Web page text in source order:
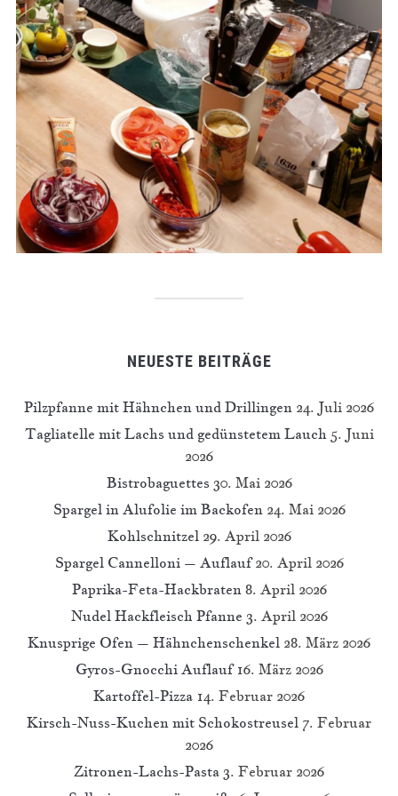
NEUESTE BEITRÄGE
Pilzpfanne mit Hähnchen und Drillingen 24. Juli 2026
Tagliatelle mit Lachs und gedünstetem Lauch 5. Juni
2026
Bistrobaguettes 30. Mai 2026
Spargel in Alufolie im Backofen 24. Mai 2026
Kohlschnitzel 29. April 2026
Spargel Cannelloni – Auflauf 20. April 2026
Paprika-Feta-Hackbraten 8. April 2026
Nudel Hackfleisch Pfanne 3. April 2026
Knusprige Ofen – Hähnchenschenkel 28. März 2026
Gyros-Gnocchi Auflauf 16. März 2026
Kartoffel-Pizza 14. Februar 2026
Kirsch-Nuss-Kuchen mit Schokostreusel 7. Februar
2026
Zitronen-Lachs-Pasta 3. Februar 2026